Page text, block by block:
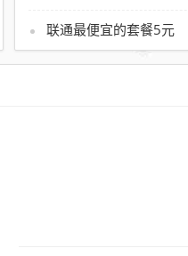
联通最便宜的套餐5元